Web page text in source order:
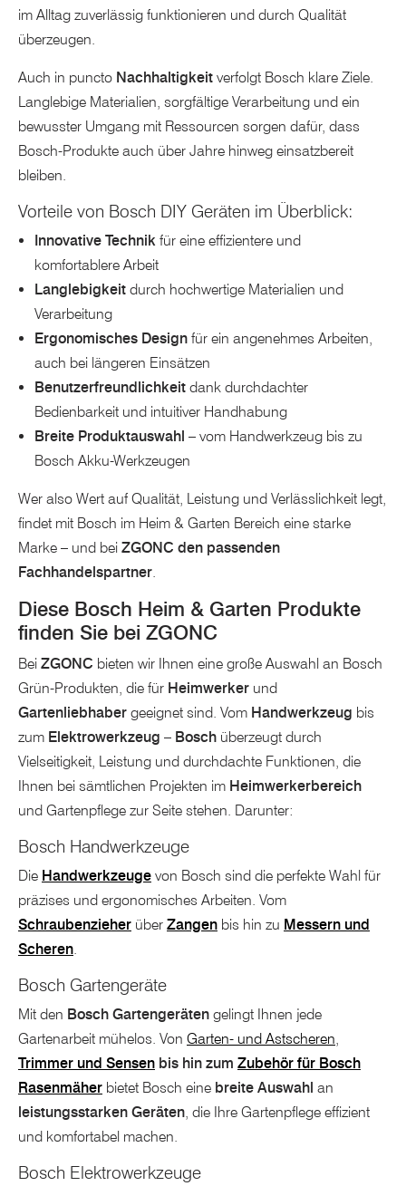
im Alltag zuverlässig funktionieren und durch Qualität
überzeugen.
Auch in puncto Nachhaltigkeit verfolgt Bosch klare Ziele.
Langlebige Materialien, sorgfältige Verarbeitung und ein
bewusster Umgang mit Ressourcen sorgen dafür, dass
Bosch-Produkte auch über Jahre hinweg einsatzbereit
bleiben.
Vorteile von Bosch DIY Geräten im Überblick:
Innovative Technik für eine effizientere und
komfortablere Arbeit
Langlebigkeit durch hochwertige Materialien und
Verarbeitung
Ergonomisches Design für ein angenehmes Arbeiten,
auch bei längeren Einsätzen
Benutzerfreundlichkeit dank durchdachter
Bedienbarkeit und intuitiver Handhabung
Breite Produktauswahl – vom Handwerkzeug bis zu
Bosch Akku-Werkzeugen
Wer also Wert auf Qualität, Leistung und Verlässlichkeit legt,
findet mit Bosch im Heim & Garten Bereich eine starke
Marke – und bei ZGONC den passenden
Fachhandelspartner.
Diese Bosch Heim & Garten Produkte
finden Sie bei ZGONC
Bei ZGONC bieten wir Ihnen eine große Auswahl an Bosch
Grün-Produkten, die für Heimwerker und
Gartenliebhaber geeignet sind. Vom Handwerkzeug bis
zum Elektrowerkzeug – Bosch überzeugt durch
Vielseitigkeit, Leistung und durchdachte Funktionen, die
Ihnen bei sämtlichen Projekten im Heimwerkerbereich
und Gartenpflege zur Seite stehen. Darunter:
Bosch Handwerkzeuge
Die Handwerkzeuge von Bosch sind die perfekte Wahl für
präzises und ergonomisches Arbeiten. Vom
Schraubenzieher über Zangen bis hin zu Messern und
Scheren.
Bosch Gartengeräte
Mit den Bosch Gartengeräten gelingt Ihnen jede
Gartenarbeit mühelos. Von Garten- und Astscheren,
Trimmer und Sensen bis hin zum Zubehör für Bosch
Rasenmäher bietet Bosch eine breite Auswahl an
leistungsstarken Geräten, die Ihre Gartenpflege effizient
und komfortabel machen.
Bosch Elektrowerkzeuge